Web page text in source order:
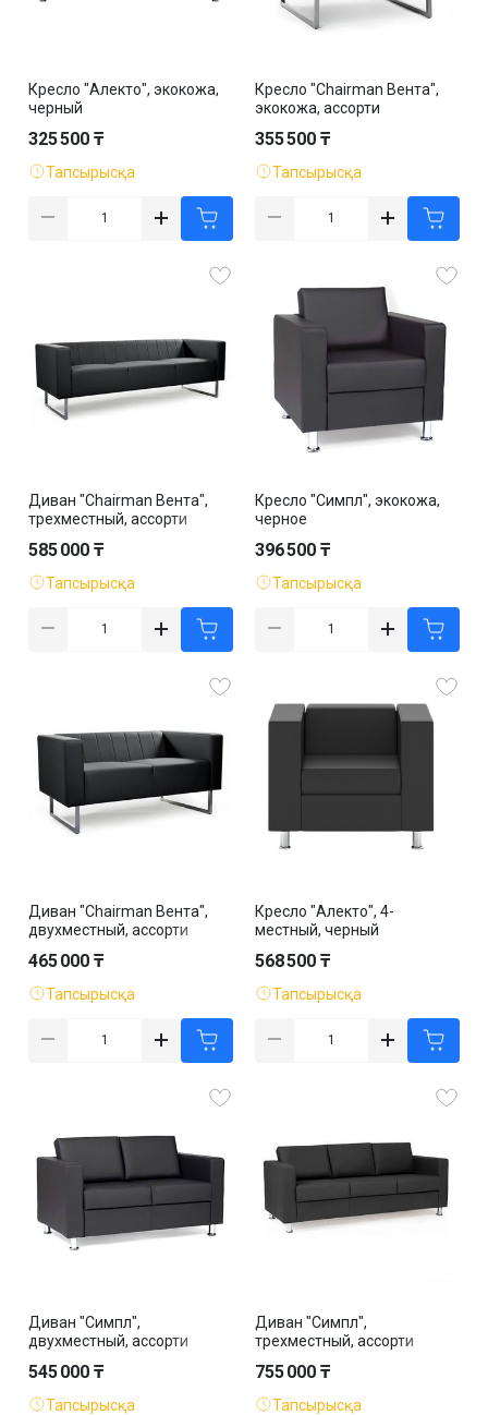
Кресло "Алекто", экокожа,
черный
325 500 ₸
Тапсырысқа
Кресло "Chairman Вента",
экокожа, ассорти
355 500 ₸
Тапсырысқа
Диван "Chairman Вента",
трехместный, ассорти
585 000 ₸
Тапсырысқа
Кресло "Симпл", экокожа,
черное
396 500 ₸
Тапсырысқа
Диван "Chairman Вента",
двухместный, ассорти
465 000 ₸
Тапсырысқа
Кресло "Алекто", 4-
местный, черный
568 500 ₸
Тапсырысқа
Диван "Симпл",
двухместный, ассорти
545 000 ₸
Тапсырысқа
Диван "Симпл",
трехместный, ассорти
755 000 ₸
Тапсырысқа